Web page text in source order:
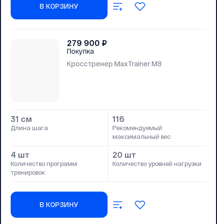
В КОРЗИНУ
279 900 ₽
Покупка
Кросстренер MaxTrainer M8
31 см
Длина шага
116
Рекомендуемый
максимальный вес
4 шт
Количество программ
тренировок
20 шт
Количество уровней нагрузки
В КОРЗИНУ